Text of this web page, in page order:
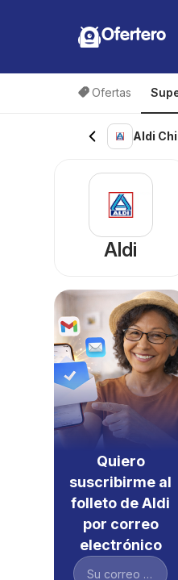
Ofertero
Ofertas
Aldi
Aldi
Quiero
suscribirme al
folleto de Aldi
por correo
electrónico